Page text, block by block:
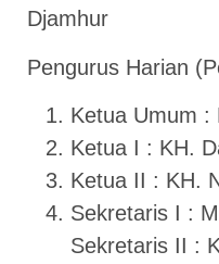
Djamhur
Pengurus Harian
Ketua Umum :
Ketua I : KH.
Ketua II : KH.
Sekretaris I :
Sekretaris II :